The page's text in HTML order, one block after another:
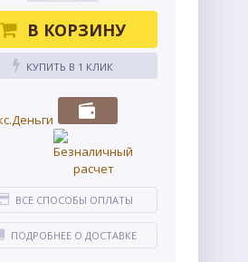
В КОРЗИНУ
КУПИТЬ В 1 КЛИК
ВСЕ СПОСОБЫ ОПЛАТЫ
ПОДРОБНЕЕ О ДОСТАВКЕ